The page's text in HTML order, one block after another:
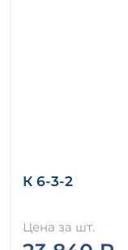
К 6-3-2
Цена за шт.